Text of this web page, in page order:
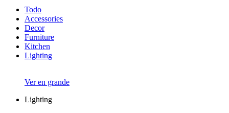
Todo
Accessories
Decor
Furniture
Kitchen
Lighting
Ver en grande
Lighting